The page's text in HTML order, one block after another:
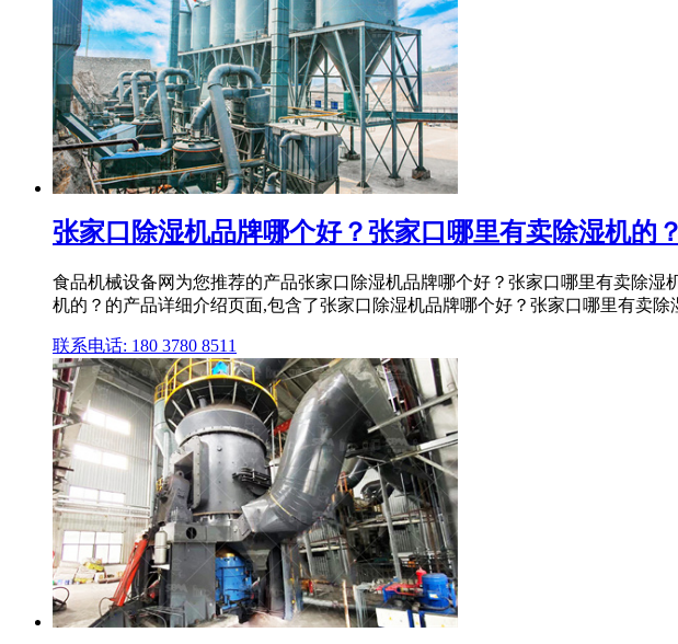
张家口除湿机品牌哪个好？张家口哪里有卖除湿机的？
食品机械设备网为您推荐的产品张家口除湿机品牌哪个好？张家口哪里有卖除
机的？的产品详细介绍页面,包含了张家口除湿机品牌哪个好？张家口哪里有卖
联系电话: 180 3780 8511